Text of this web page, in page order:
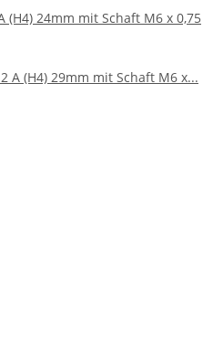
24mm mit Schaft M6 x 0,75